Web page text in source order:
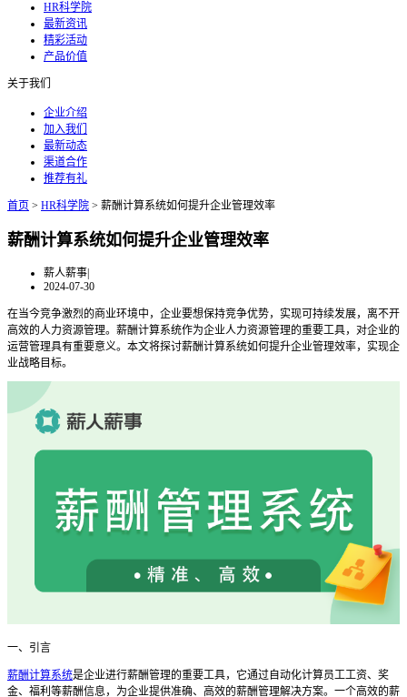
HR科学院
最新资讯
精彩活动
产品价值
关于我们
企业介绍
加入我们
最新动态
渠道合作
推荐有礼
首页 > HR科学院 > 薪酬计算系统如何提升企业管理效率
薪酬计算系统如何提升企业管理效率
薪人薪事|
2024-07-30
在当今竞争激烈的商业环境中，企业要想保持竞争优势，实现可持续发展，离不开
高效的人力资源管理。薪酬计算系统作为企业人力资源管理的重要工具，对企业的
运营管理具有重要意义。本文将探讨薪酬计算系统如何提升企业管理效率，实现企
业战略目标。
一、引言
薪酬计算系统是企业进行薪酬管理的重要工具，它通过自动化计算员工工资、奖
金、福利等薪酬信息，为企业提供准确、高效的薪酬管理解决方案。一个高效的薪